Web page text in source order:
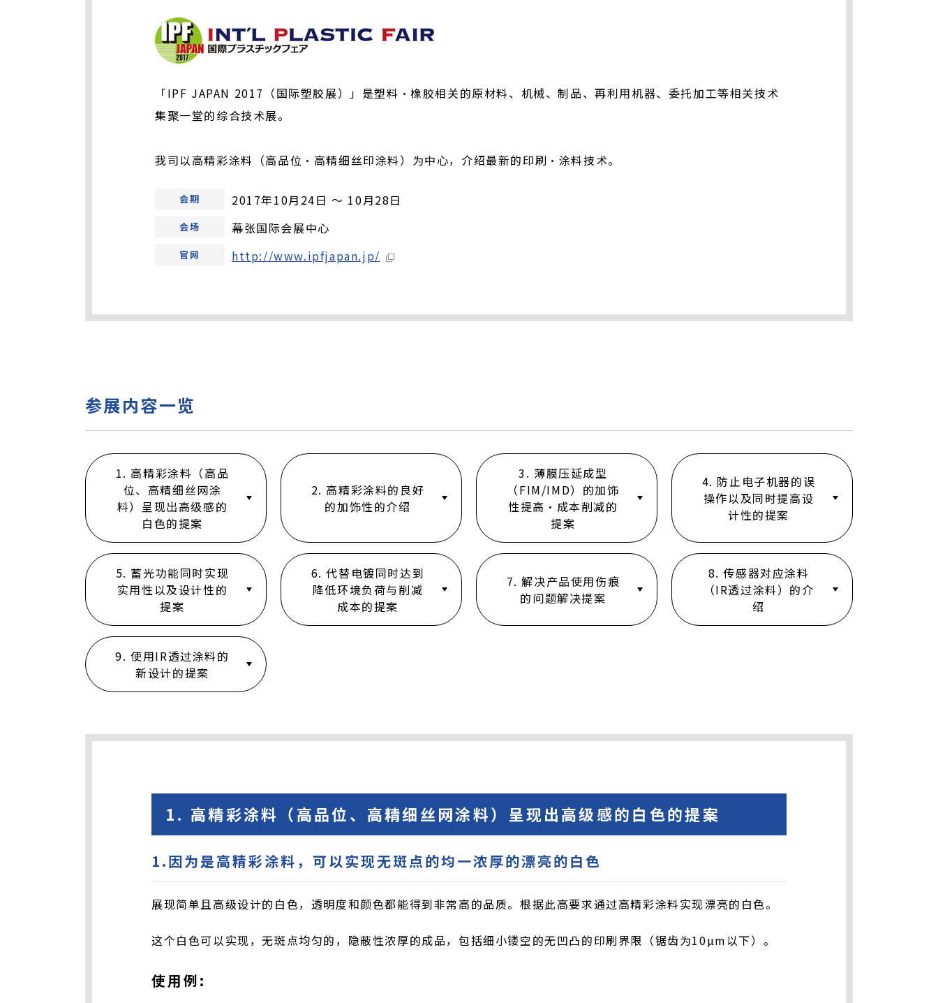
「IPF JAPAN 2017（国际塑胶展）」是塑料・橡胶相关的原材料、机械、制品、再利用机器、委托加工等相关技术
集聚一堂的综合技术展。
我司以高精彩涂料（高品位•高精细丝印涂料）为中心，介绍最新的印刷・涂料技术。
会期 2017年10月24日 ～ 10月28日
会场 幕张国际会展中心
官网 http://www.ipfjapan.jp/
参展内容一览
1. 高精彩涂料（高品
位、高精细丝网涂
料）呈现出高级感的
白色的提案
2. 高精彩涂料的良好
的加饰性的介绍
3. 薄膜压延成型
（FIM/IMD）的加饰
性提高・成本削减的
提案
4. 防止电子机器的误
操作以及同时提高设
计性的提案
5. 蓄光功能同时实现
实用性以及设计性的
提案
6. 代替电镀同时达到
降低环境负荷与削减
成本的提案
7. 解决产品使用伤痕
的问题解决提案
8. 传感器对应涂料
（IR透过涂料）的介
绍
9. 使用IR透过涂料的
新设计的提案
1. 高精彩涂料（高品位、高精细丝网涂料）呈现出高级感的白色的提案
1.因为是高精彩涂料，可以实现无斑点的均一浓厚的漂亮的白色
展现简单且高级设计的白色，透明度和颜色都能得到非常高的品质。根据此高要求通过高精彩涂料实现漂亮的白色。
这个白色可以实现，无斑点均匀的，隐蔽性浓厚的成品，包括细小镂空的无凹凸的印刷界限（锯齿为10µm以下）。
使用例: